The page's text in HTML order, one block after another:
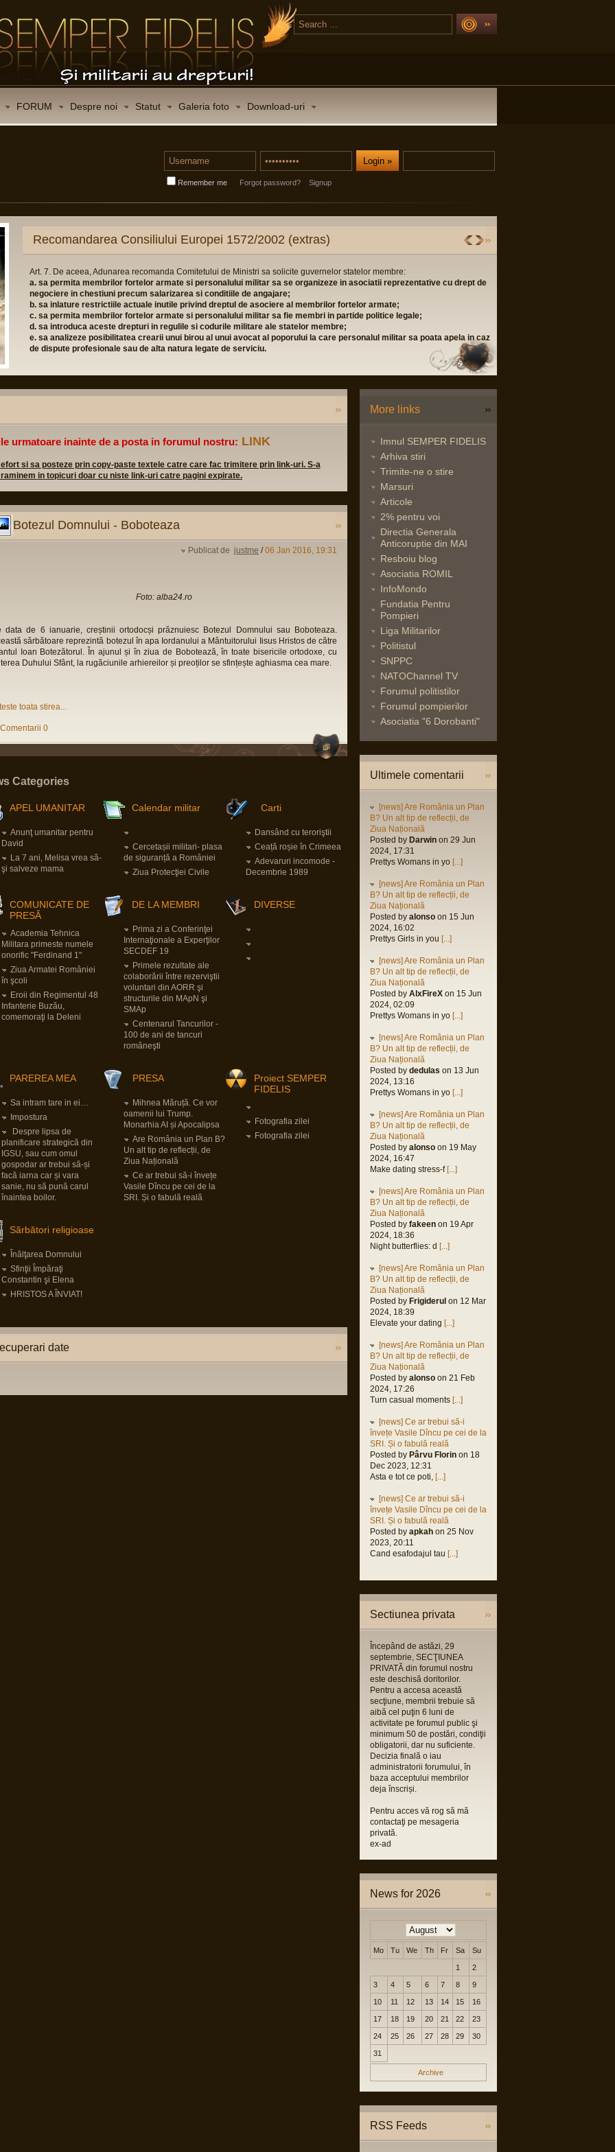
FORUM Despre noi Statut Galeria foto Download-uri
Remember me Forgot password? Signup
Recomandarea Consiliului Europei 1572/2002 (extras)
Art. 7. De aceea, Adunarea recomanda Comitetului de Ministri sa solicite guvernelor statelor membre:
a. sa permita membrilor fortelor armate si personalului militar sa se organizeze in asociatii reprezentative cu drept de
negociere in chestiuni precum salarizarea si conditiile de angajare;
b. sa inlature restrictiile actuale inutile privind dreptul de asociere al membrilor fortelor armate;
c. sa permita membrilor fortelor armate si personalului militar sa fie membri in partide politice legale;
d. sa introduca aceste drepturi in regulile si codurile militare ale statelor membre;
e. sa analizeze posibilitatea crearii unui birou al unui avocat al poporului la care personalul militar sa poata apela in caz
de dispute profesionale sau de alta natura legate de serviciu.
urmatoare inainte de a posta in forumul nostru: LINK
si sa posteze prin copy-paste textele catre care fac trimitere prin link-uri. S-a
in topicuri doar cu niste link-uri catre pagini expirate.
Botezul Domnului - Boboteaza
Publicat de justme /06 Jan 2016, 19:31
Foto: alba24.ro
data de 6 ianuarie, creștinii ortodocși prăznuiesc Botezul Domnului sau Boboteaza.
sărbătoare reprezintă botezul în apa Iordanului a Mântuitorului Iisus Hristos de către
Ioan Botezătorul. În ajunul și în ziua de Bobotează, în toate bisericile ortodoxe, cu
Duhului Sfânt, la rugăciunile arhiereilor și preoților se sfințește aghiasma cea mare.
toata stirea...
Comentarii 0
Categories
APEL UMANITAR
Anunţ umanitar pentru
David
La 7 ani, Melisa vrea să-
şi salveze mama
Calendar militar
Cercetașii militari- plasa
de siguranță a României
Ziua Protecţiei Civile
Carti
Dansând cu teroriştii
Ceață roșie în Crimeea
Adevaruri incomode -
Decembrie 1989
COMUNICATE DE
PRESĂ
Academia Tehnica
Militara primeste numele
onorific "Ferdinand 1"
Ziua Armatei României
în şcoli
Eroii din Regimentul 48
Infanterie Buzău,
comemoraţi la Deleni
DE LA MEMBRI
Prima zi a Conferinţei
Internaţionale a Experţilor
SECDEF 19
Primele rezultate ale
colaborării între rezerviştii
voluntari din AORR şi
structurile din MApN şi
SMAp
Centenarul Tancurilor -
100 de ani de tancuri
româneşti
DIVERSE
PAREREA MEA
Sa intram tare in ei…
Impostura
Despre lipsa de
planificare strategică din
IGSU, sau cum omul
gospodar ar trebui să-și
facă iarna car și vara
sanie, nu să pună carul
înaintea boilor.
PRESA
Mihnea Măruță. Ce vor
oamenii lui Trump.
Monarhia AI și Apocalipsa
Are România un Plan B?
Un alt tip de reflecții, de
Ziua Națională
Ce ar trebui să-i învețe
Vasile Dîncu pe cei de la
SRI. Și o fabulă reală
Proiect SEMPER
FIDELIS
Fotografia zilei
Fotografia zilei
Sărbători religioase
Înălţarea Domnului
Sfinţii Împăraţi
Constantin şi Elena
HRISTOS A ÎNVIAT!
date
More links
Imnul SEMPER FIDELIS
Arhiva stiri
Trimite-ne o stire
Marsuri
Articole
2% pentru voi
Directia Generala
Anticoruptie din MAI
Resboiu blog
Asociatia ROMIL
InfoMondo
Fundatia Pentru
Pompieri
Liga Militarilor
Politistul
SNPPC
NATOChannel TV
Forumul politistilor
Forumul pompierilor
Asociatia "6 Dorobanti"
Ultimele comentarii
[news] Are România un Plan
B? Un alt tip de reflecții, de
Ziua Națională
Posted by Darwin on 29 Jun
2024, 17:31
Prettys Womans in yo [...]
[news] Are România un Plan
B? Un alt tip de reflecții, de
Ziua Națională
Posted by alonso on 15 Jun
2024, 16:02
Prettys Girls in you [...]
[news] Are România un Plan
B? Un alt tip de reflecții, de
Ziua Națională
Posted by AlxFireX on 15 Jun
2024, 02:09
Prettys Womans in yo [...]
[news] Are România un Plan
B? Un alt tip de reflecții, de
Ziua Națională
Posted by dedulas on 13 Jun
2024, 13:16
Prettys Womans in yo [...]
[news] Are România un Plan
B? Un alt tip de reflecții, de
Ziua Națională
Posted by alonso on 19 May
2024, 16:47
Make dating stress-f [...]
[news] Are România un Plan
B? Un alt tip de reflecții, de
Ziua Națională
Posted by fakeen on 19 Apr
2024, 18:36
Night butterflies: d [...]
[news] Are România un Plan
B? Un alt tip de reflecții, de
Ziua Națională
Posted by Frigiderul on 12 Mar
2024, 18:39
Elevate your dating [...]
[news] Are România un Plan
B? Un alt tip de reflecții, de
Ziua Națională
Posted by alonso on 21 Feb
2024, 17:26
Turn casual moments [...]
[news] Ce ar trebui să-i
învețe Vasile Dîncu pe cei de la
SRI. Și o fabulă reală
Posted by Pârvu Florin on 18
Dec 2023, 12:31
Asta e tot ce poti, [...]
[news] Ce ar trebui să-i
învețe Vasile Dîncu pe cei de la
SRI. Și o fabulă reală
Posted by apkah on 25 Nov
2023, 20:11
Cand esafodajul tau [...]
Sectiunea privata
Începând de astăzi, 29
septembrie, SECŢIUNEA
PRIVATĂ din forumul nostru
este deschisă doritorilor.
Pentru a accesa această
secţiune, membrii trebuie să
aibă cel puţin 6 luni de
activitate pe forumul public şi
minimum 50 de postări, condiţii
obligatorii, dar nu suficiente.
Decizia finală o iau
administratorii forumului, în
baza acceptului membrilor
deja înscriși.
Pentru acces vă rog să mă
contactaţi pe mesageria
privată.
ex-ad
News for 2026
Mo Tu We Th Fr Sa Su
1 2
3 4 5 6 7 8 9
10 11 12 13 14 15 16
17 18 19 20 21 22 23
24 25 26 27 28 29 30
31
Archive
RSS Feeds